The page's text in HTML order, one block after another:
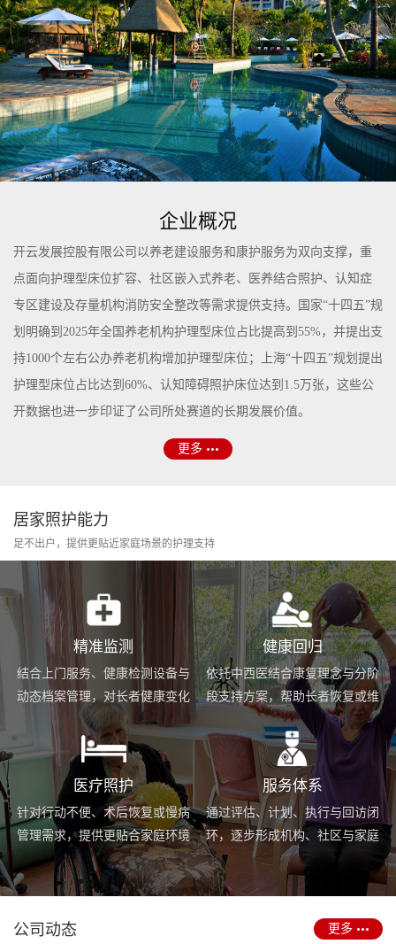
企业概况
开云发展控股有限公司以养老建设服务和康护服务为双向支撑，重
点面向护理型床位扩容、社区嵌入式养老、医养结合照护、认知症
专区建设及存量机构消防安全整改等需求提供支持。国家“十四五”规
划明确到2025年全国养老机构护理型床位占比提高到55%，并提出支
持1000个左右公办养老机构增加护理型床位；上海“十四五”规划提出
护理型床位占比达到60%、认知障碍照护床位达到1.5万张，这些公
开数据也进一步印证了公司所处赛道的长期发展价值。
更多
居家照护能力
足不出户，提供更贴近家庭场景的护理支持
精准监测
结合上门服务、健康检测设备与
动态档案管理，对长者健康变化
进行持续跟踪与基础预警。
健康回归
依托中西医结合康复理念与分阶
段支持方案，帮助长者恢复或维
持身体功能，提升生活便利度。
医疗照护
针对行动不便、术后恢复或慢病
管理需求，提供更贴合家庭环境
的护理服务与用药协助支持。
服务体系
通过评估、计划、执行与回访闭
环，逐步形成机构、社区与家庭
场景协同的长期照护支持体系。
公司动态 更多